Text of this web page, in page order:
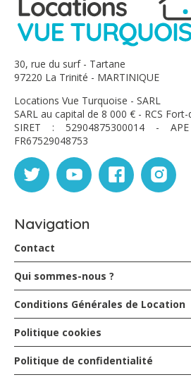
30, rue du surf - Tartane
97220 La Trinité - MARTINIQUE
Locations Vue Turquoise - SARL
SARL au capital de 8 000 € - RCS
SIRET : 52904875300014 -
FR67529048753
Navigation
Contact
Qui sommes-nous ?
Conditions Générales de Location
Politique cookies
Politique de confidentialité